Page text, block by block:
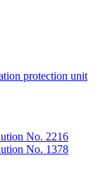
protection unit
No. 2216
No. 1378